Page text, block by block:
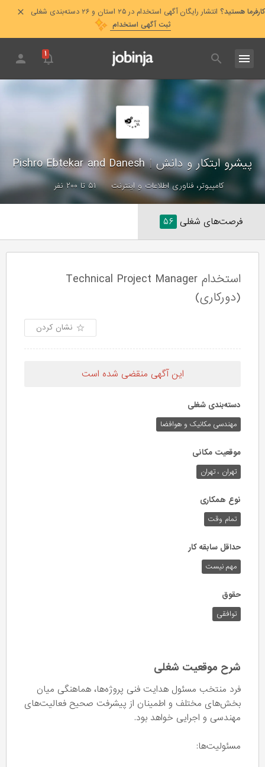
کارفرما هستید؟ انتشار رایگان آگهی استخدام در ۲۵ استان و ۲۶ دسته‌بندی شغلی
ثبت آگهی استخدام
۱
پیشرو ابتکار و دانش|
Pishro Ebtekar and Danesh
کامپیوتر، فناوری اطلاعات و اینترنت ۵۱ تا ۲۰۰ نفر
فرصت‌های شغلی ۵۶
استخدام Technical Project Manager
(دورکاری)
نشان کردن
این آگهی منقضی شده است
دسته‌بندی شغلی
مهندسی مکانیک و هوافضا
موقعیت مکانی
تهران ، تهران
نوع همکاری
تمام وقت
حداقل سابقه کار
مهم نیست
حقوق
توافقی
شرح موقعیت شغلی
فرد منتخب مسئول هدایت فنی پروژه‌ها، هماهنگی میان
بخش‌های مختلف و اطمینان از پیشرفت صحیح فعالیت‌های
مهندسی و اجرایی خواهد بود.
مسئولیت‌ها: